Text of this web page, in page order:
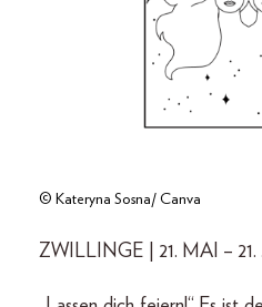
© Kateryna Sosna/ Canva
ZWILLINGE | 21. MAI – 21.